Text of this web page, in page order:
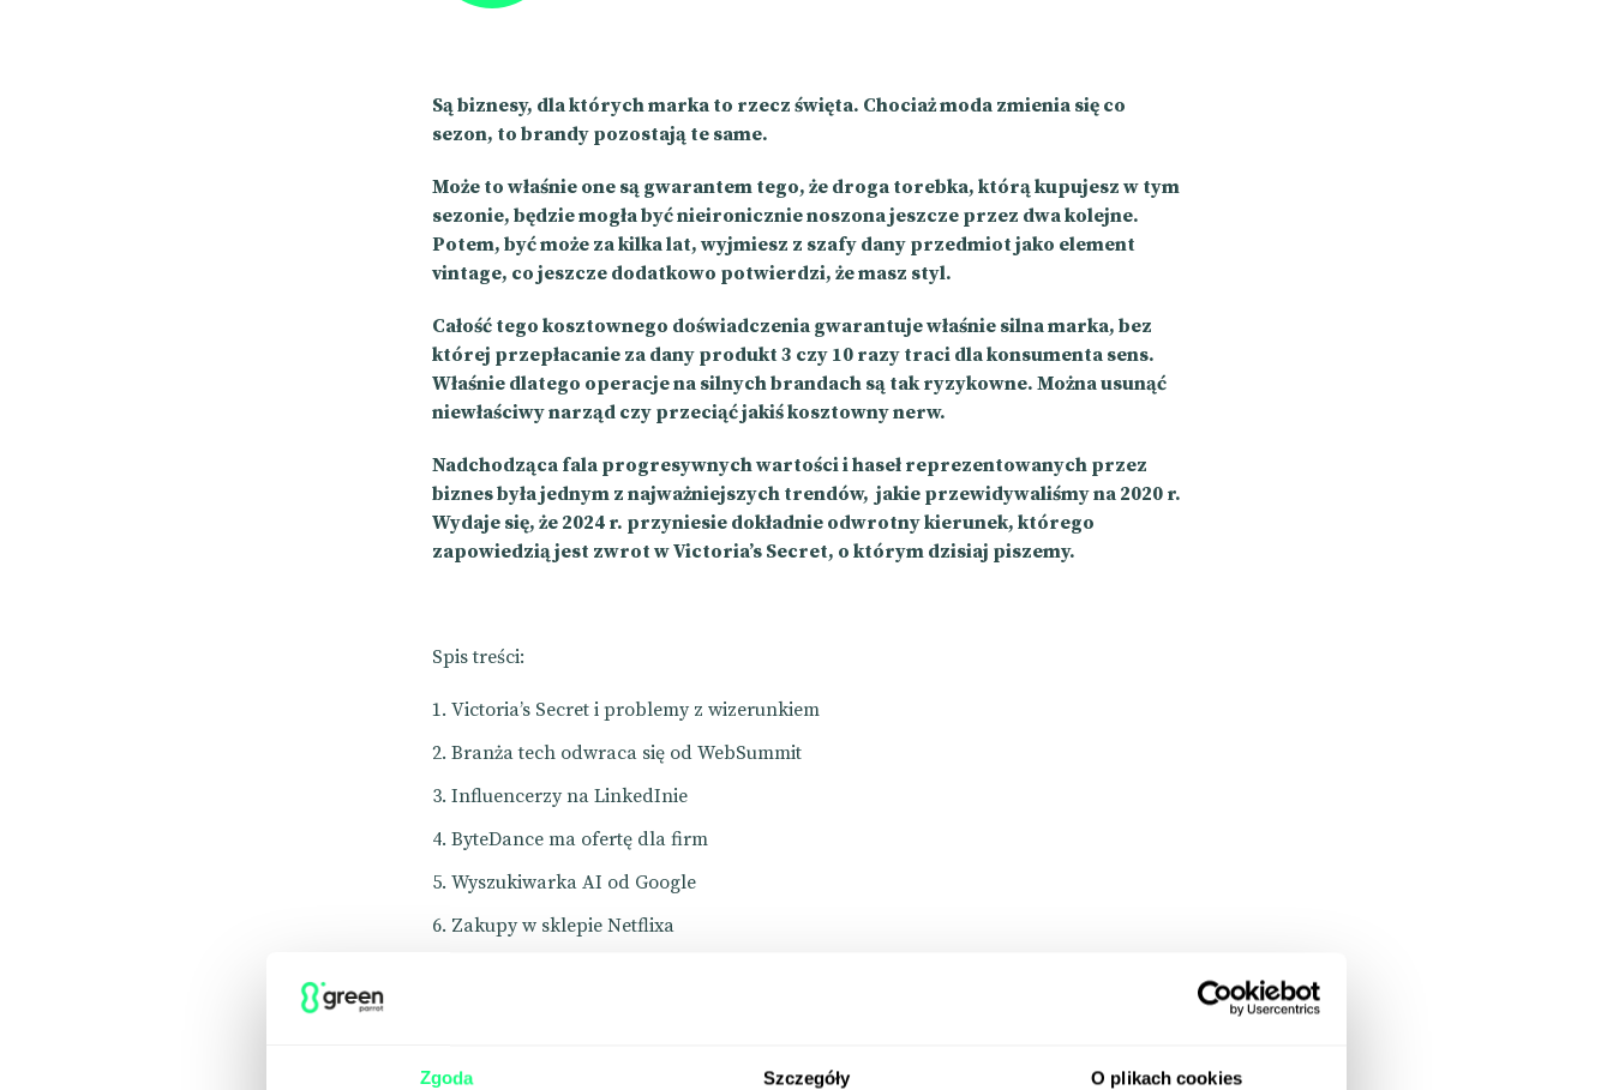
Zgoda Szczegóły O plikach cookies
Są biznesy, dla których marka to rzecz święta. Chociaż moda zmienia się co
sezon, to brandy pozostają te same.
Może to właśnie one są gwarantem tego, że droga torebka, którą kupujesz w tym
sezonie, będzie mogła być nieironicznie noszona jeszcze przez dwa kolejne.
Potem, być może za kilka lat, wyjmiesz z szafy dany przedmiot jako element
vintage, co jeszcze dodatkowo potwierdzi, że masz styl.
Całość tego kosztownego doświadczenia gwarantuje właśnie silna marka, bez
której przepłacanie za dany produkt 3 czy 10 razy traci dla konsumenta sens.
Właśnie dlatego operacje na silnych brandach są tak ryzykowne. Można usunąć
niewłaściwy narząd czy przeciąć jakiś kosztowny nerw.
Nadchodząca fala progresywnych wartości i haseł reprezentowanych przez
biznes była jednym z najważniejszych trendów, jakie przewidywaliśmy na 2020 r.
Wydaje się, że 2024 r. przyniesie dokładnie odwrotny kierunek, którego
zapowiedzią jest zwrot w Victoria’s Secret, o którym dzisiaj piszemy.
Spis treści:
Victoria’s Secret i problemy z wizerunkiem
Branża tech odwraca się od WebSummit
Influencerzy na LinkedInie
ByteDance ma ofertę dla firm
Wyszukiwarka AI od Google
Zakupy w sklepie Netflixa